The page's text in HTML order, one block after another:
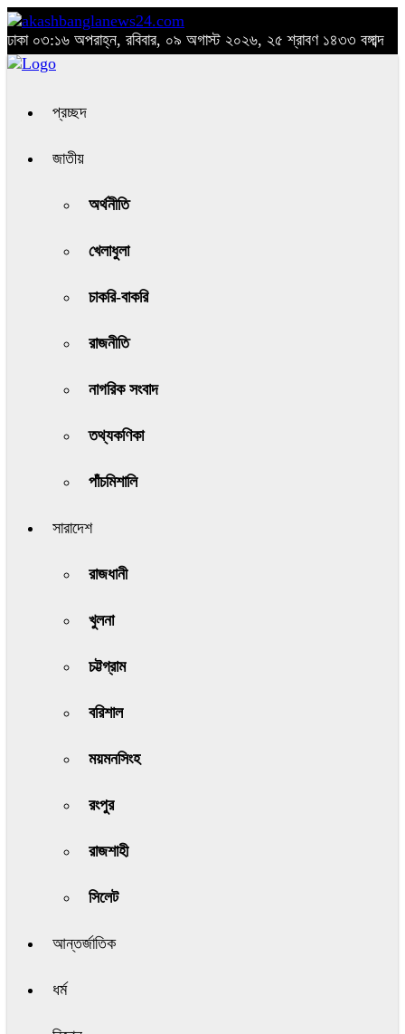
ঢাকা ০৩:১৬ অপরাহ্ন, রবিবার, ০৯ অগাস্ট ২০২৬, ২৫ শ্রাবণ ১৪৩৩ বঙ্গাব্দ
প্রচ্ছদ
জাতীয়
অর্থনীতি
খেলাধুলা
চাকরি-বাকরি
রাজনীতি
নাগরিক সংবাদ
তথ্যকণিকা
পাঁচমিশালি
সারাদেশ
রাজধানী
খুলনা
চট্টগ্রাম
বরিশাল
ময়মনসিংহ
রংপুর
রাজশাহী
সিলেট
আন্তর্জাতিক
ধর্ম